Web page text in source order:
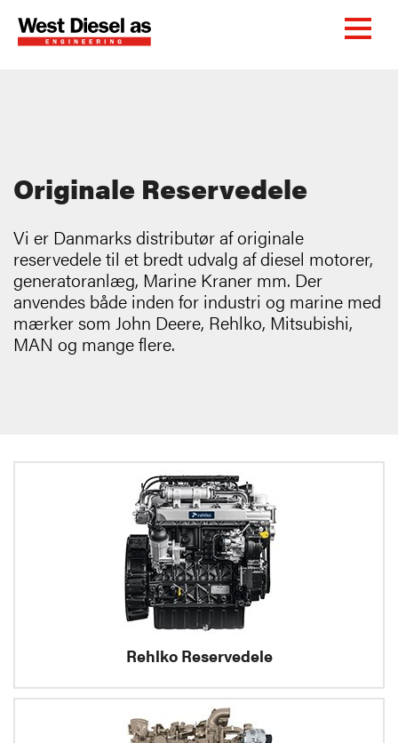
Originale Reservedele
Vi er Danmarks distributør af originale
reservedele til et bredt udvalg af diesel motorer,
generatoranlæg, Marine Kraner mm. Der
anvendes både inden for industri og marine med
mærker som John Deere, Rehlko, Mitsubishi,
MAN og mange flere.
Rehlko Reservedele